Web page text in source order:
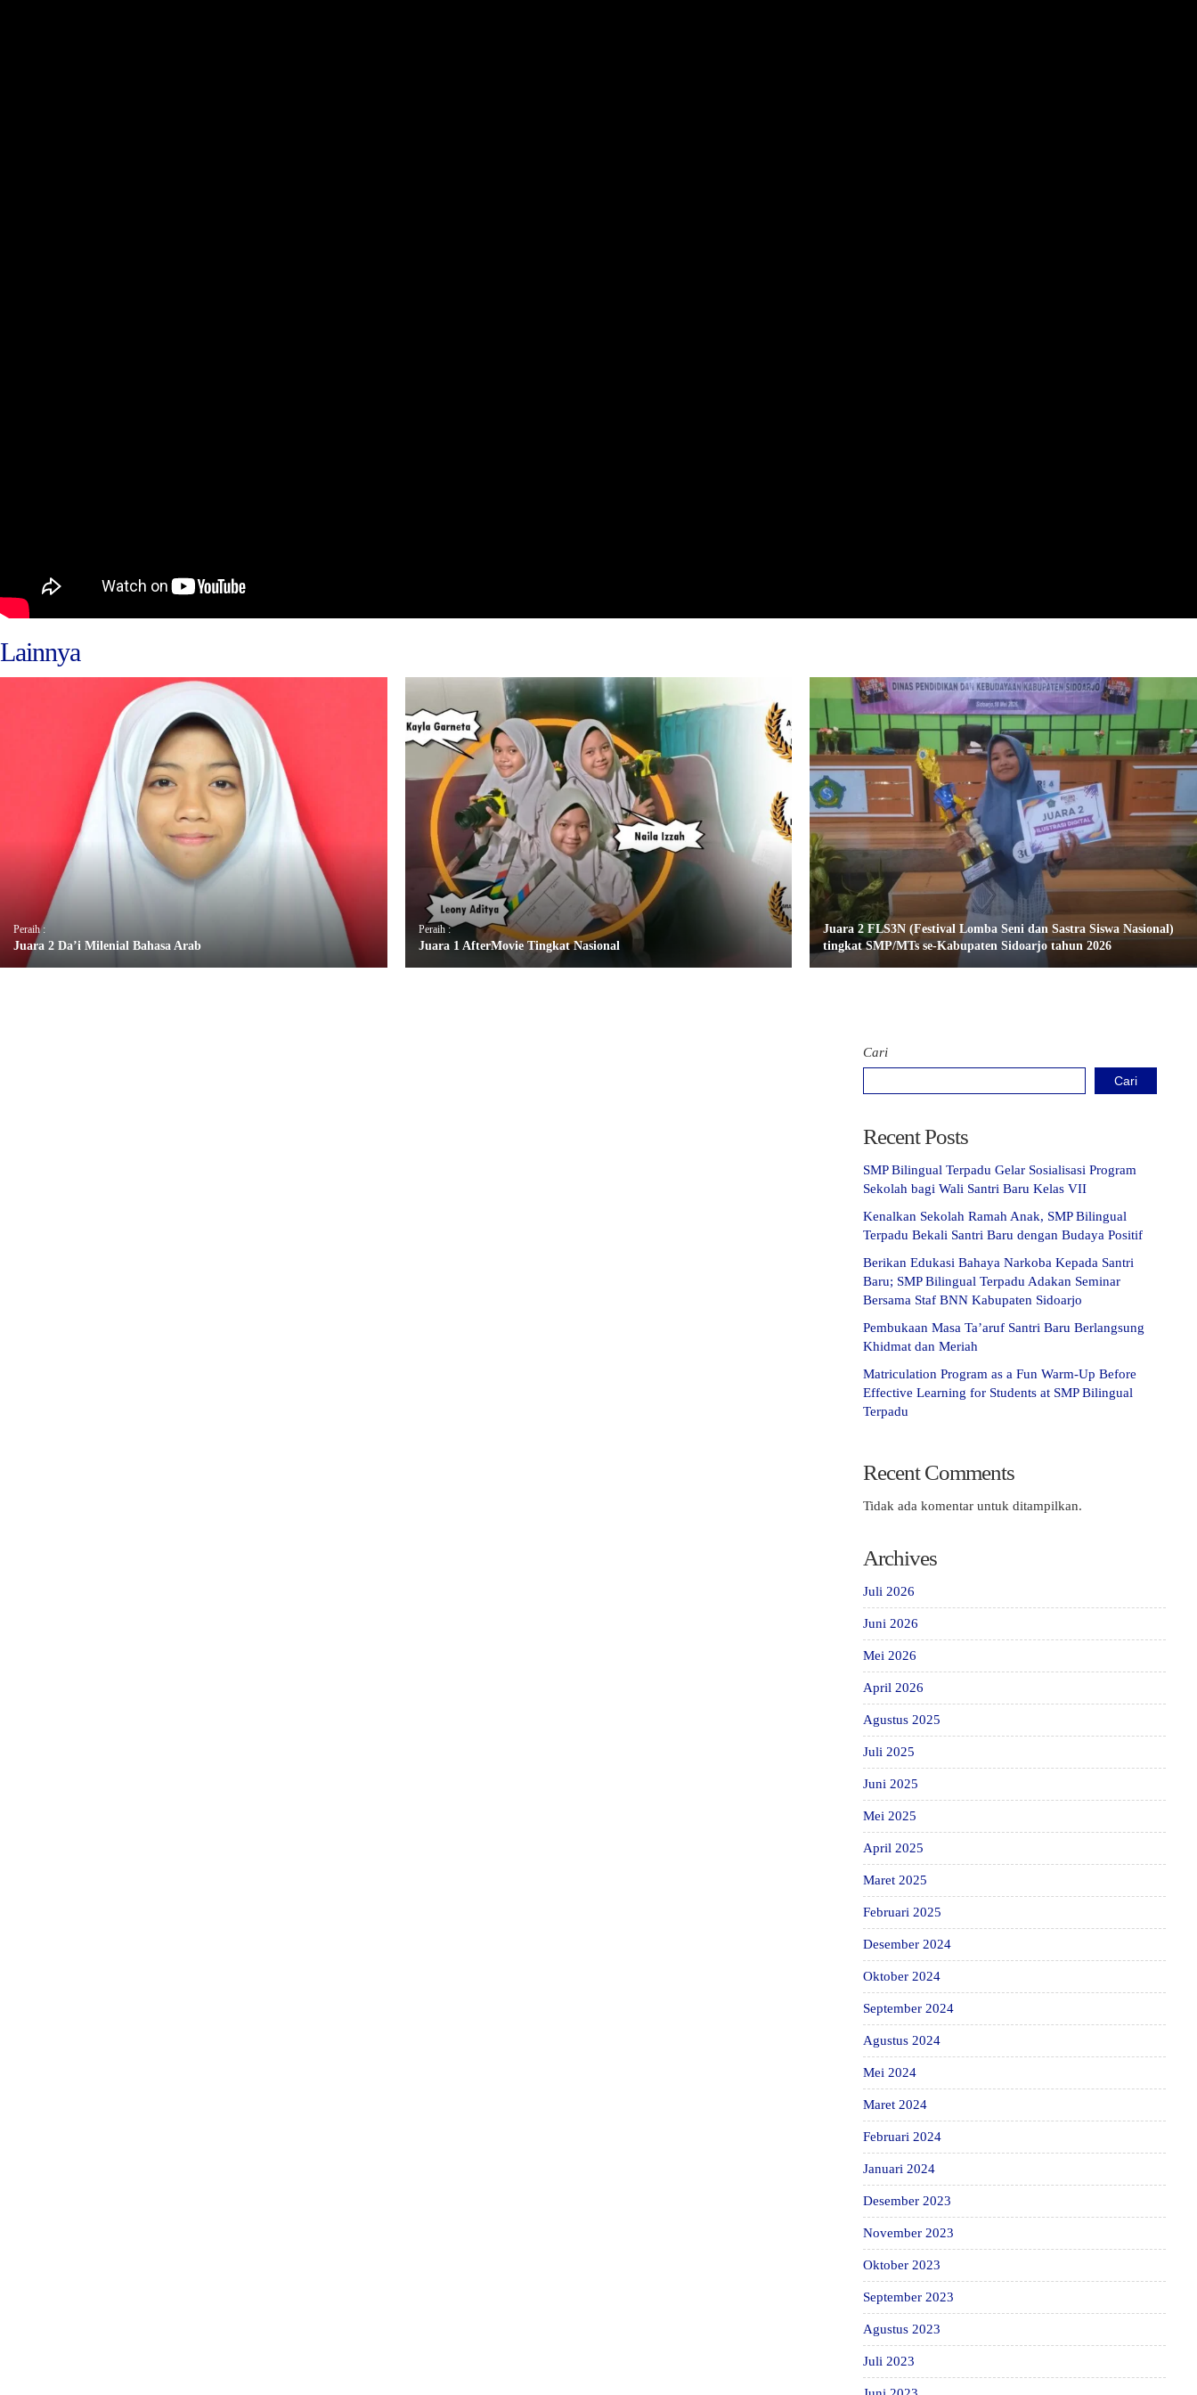
Lainnya
Peraih :
Juara 2 Da’i Milenial Bahasa Arab
Peraih :
Juara 1 AfterMovie Tingkat Nasional
Juara 2 FLS3N (Festival Lomba Seni dan Sastra Siswa Nasional)
tingkat SMP/MTs se-Kabupaten Sidoarjo tahun 2026
Cari
Cari
Recent Posts
SMP Bilingual Terpadu Gelar Sosialisasi Program
Sekolah bagi Wali Santri Baru Kelas VII
Kenalkan Sekolah Ramah Anak, SMP Bilingual
Terpadu Bekali Santri Baru dengan Budaya Positif
Berikan Edukasi Bahaya Narkoba Kepada Santri
Baru; SMP Bilingual Terpadu Adakan Seminar
Bersama Staf BNN Kabupaten Sidoarjo
Pembukaan Masa Ta’aruf Santri Baru Berlangsung
Khidmat dan Meriah
Matriculation Program as a Fun Warm-Up Before
Effective Learning for Students at SMP Bilingual
Terpadu
Recent Comments
Tidak ada komentar untuk ditampilkan.
Archives
Juli 2026
Juni 2026
Mei 2026
April 2026
Agustus 2025
Juli 2025
Juni 2025
Mei 2025
April 2025
Maret 2025
Februari 2025
Desember 2024
Oktober 2024
September 2024
Agustus 2024
Mei 2024
Maret 2024
Februari 2024
Januari 2024
Desember 2023
November 2023
Oktober 2023
September 2023
Agustus 2023
Juli 2023